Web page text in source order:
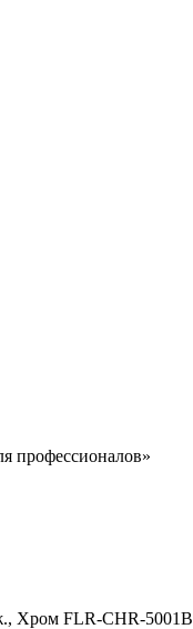
профессионалов»
Хром FLR-CHR-5001B